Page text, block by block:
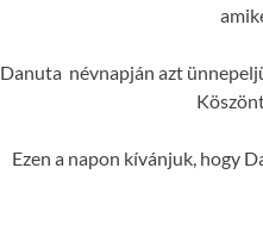
Danuta névnapján azt
Ezen a napon kívánjuk, hogy